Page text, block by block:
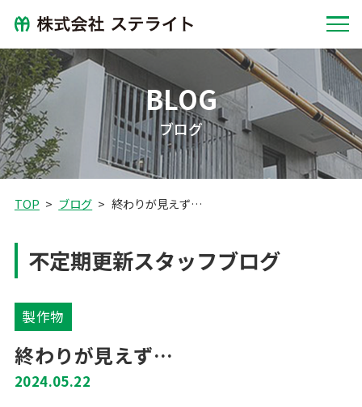
BLOG
ブログ
TOP ブログ 終わりが見えず…
不定期更新スタッフブログ
製作物
終わりが見えず…
2024.05.22